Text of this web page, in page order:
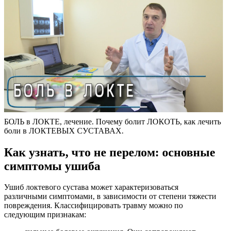
БОЛЬ в ЛОКТЕ, лечение. Почему болит ЛОКОТЬ, как лечить
боли в ЛОКТЕВЫХ СУСТАВАХ.
Как узнать, что не перелом: основные
симптомы ушиба
Ушиб локтевого сустава может характеризоваться
различными симптомами, в зависимости от степени тяжести
повреждения. Классифицировать травму можно по
следующим признакам: